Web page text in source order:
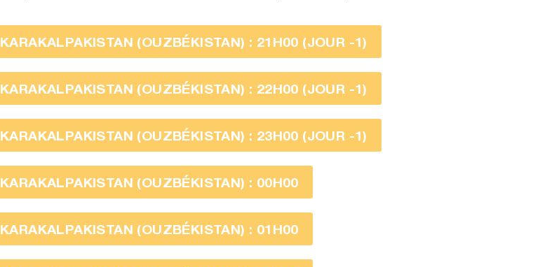
KARAKALPAKISTAN (OUZBÉKISTAN) : 21H00 (JOUR -1)
KARAKALPAKISTAN (OUZBÉKISTAN) : 22H00 (JOUR -1)
KARAKALPAKISTAN (OUZBÉKISTAN) : 23H00 (JOUR -1)
KARAKALPAKISTAN (OUZBÉKISTAN) : 00H00
KARAKALPAKISTAN (OUZBÉKISTAN) : 01H00